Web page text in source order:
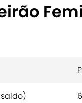
saldo) 6